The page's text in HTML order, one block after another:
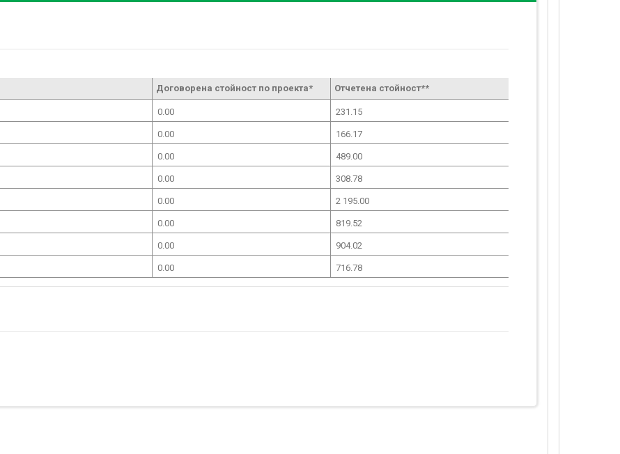
Договорена стойност по проекта* Отчетена стойност**
0.00 231.15
0.00 166.17
0.00 489.00
0.00 308.78
0.00 2 195.00
0.00 819.52
0.00 904.02
0.00 716.78